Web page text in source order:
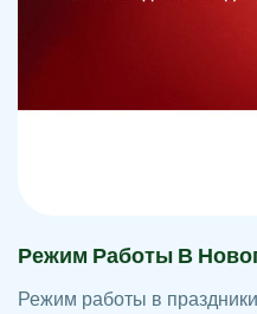
Режим Работы В
Режим работы в